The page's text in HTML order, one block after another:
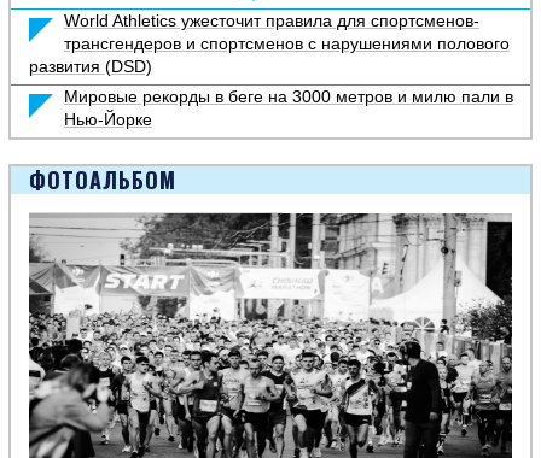
World Athletics ужесточит правила для спортсменов-
трансгендеров и спортсменов с нарушениями полового
развития (DSD)
Мировые рекорды в беге на 3000 метров и милю пали в
Нью-Йорке
ФОТОАЛЬБОМ